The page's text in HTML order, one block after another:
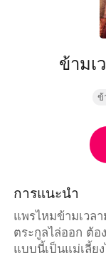
ข้ามเ
ข้
การแนะนำ
แพรไหมข้ามเวล
ตระกูลไล่ออก ต้
แบบนี้เป็นแม่เลี้ย